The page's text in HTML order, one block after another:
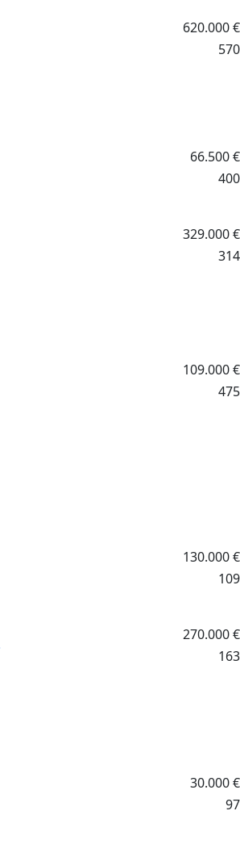
620.000€
570
66.500€
400
329.000€
314
109.000€
475
130.000€
109
270.000€
163
30.000€
97